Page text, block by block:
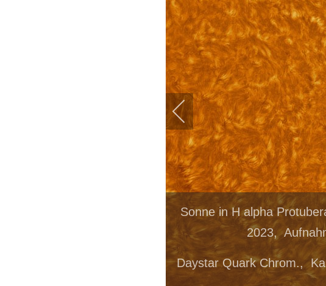
Sonne in H alpha
2023,
Daystar Quark Chrom.,